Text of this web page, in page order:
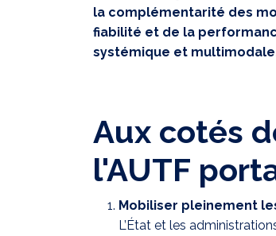
la complémentarité des
fiabilité et de la
systémique et
Aux cotés
l'AUTF
Mobiliser pleinement
L’État et les